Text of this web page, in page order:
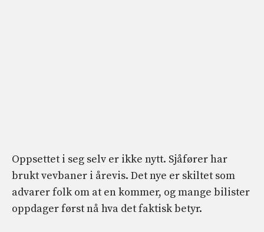
Oppsettet i seg selv er ikke nytt. Sjåfører har
brukt vevbaner i årevis. Det nye er skiltet som
advarer folk om at en kommer, og mange bilister
oppdager først nå hva det faktisk betyr.